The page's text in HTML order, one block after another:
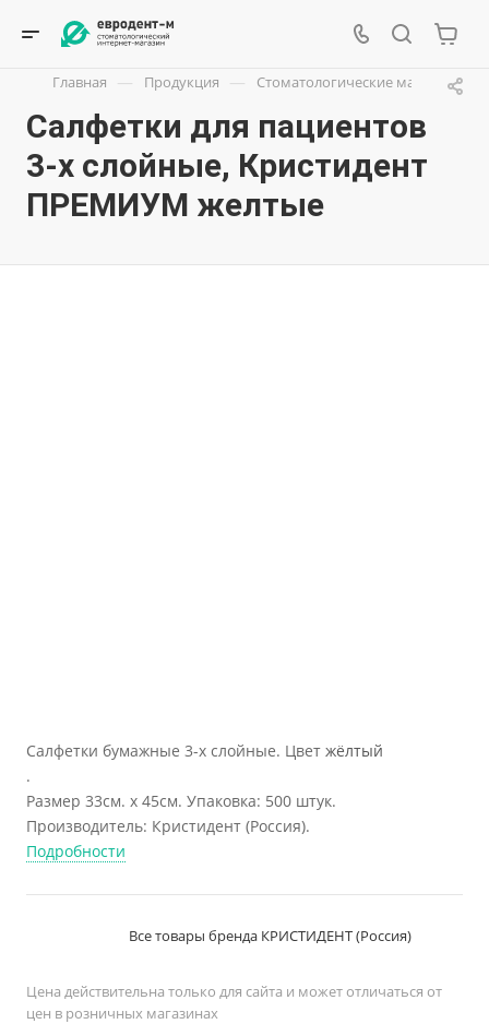
Главная — Продукция — Стоматологические материалы
Салфетки для пациентов
3-х слойные, Кристидент
ПРЕМИУМ желтые
Салфетки бумажные 3-х слойные. Цвет жёлтый
.
Размер 33см. х 45см. Упаковка: 500 штук.
Производитель: Кристидент (Россия).
Подробности
Все товары бренда КРИСТИДЕНТ (Россия)
Цена действительна только для сайта и может отличаться от
цен в розничных магазинах